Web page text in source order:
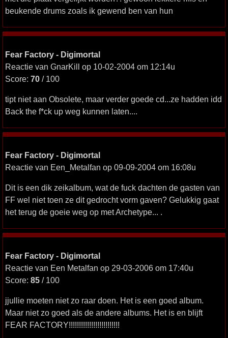
beukende drums zoals ik gewend ben van hun
Fear Factory - Digimortal
Reactie van GnarKill op 10-02-2004 om 12:14u
Score: 70 / 100
tipt niet aan Obsolete, maar verder goede cd...ze hadden idd
Back the f*ck up weg kunnen laten....
Fear Factory - Digimortal
Reactie van Een_Metalfan op 09-09-2004 om 16:08u
Dit is een dik zeikalbum, wat de fuck dachten de gasten van
FF wel niet toen ze dit gedrocht vorm gaven? Gelukkig gaat
het terug de goeie weg op met Archetype... .
Fear Factory - Digimortal
Reactie van Een Metalfan op 29-03-2006 om 17:40u
Score: 85 / 100
jjullie moeten niet zo raar doen. Het is een goed album.
Maar niet zo goed als de andere albums. Het is en blijft
FEAR FACTORY!!!!!!!!!!!!!!!!!!!!!!!!!